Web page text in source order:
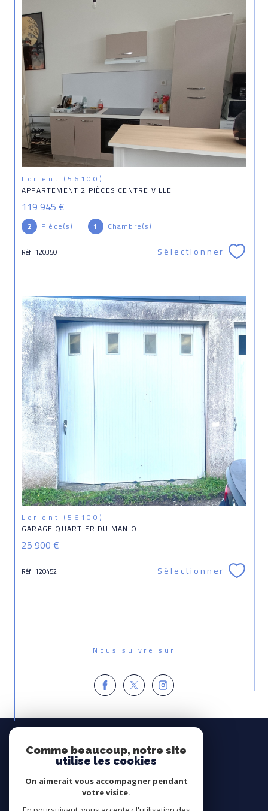
Lorient (56100)
APPARTEMENT 2 PIÈCES CENTRE VILLE.
119 945 €
2 Pièce(s) 1 Chambre(s)
Réf : 120350 Sélectionner
Lorient (56100)
GARAGE QUARTIER DU MANIO
25 900 €
Réf : 120452 Sélectionner
Nous suivre sur
Espace
PROPRIÉTAIRE
Se connecter
Avis
CLIENTS
Comme beaucoup, notre site
utilise les cookies
On aimerait vous accompagner pendant
votre visite.